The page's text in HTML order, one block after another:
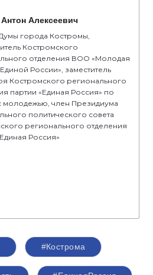
Алексеевич
города Костромы,
Костромского
отделения ВОО «Молодая
России», заместитель
Костромского регионального
партии «Единая Россия» по
молодежью, член Президиума
политического совета
регионального отделения
Россия»
#Кострома